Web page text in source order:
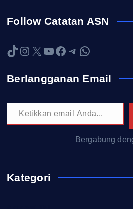
Follow Catatan ASN
TikTok Instagram X YouTube Facebook Telegram WhatsApp
Berlangganan Email
Ketikkan email Anda...
Bergabung
Kategori